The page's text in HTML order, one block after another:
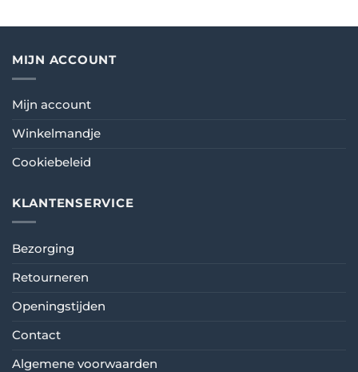
MIJN ACCOUNT
Mijn account
Winkelmandje
Cookiebeleid
KLANTENSERVICE
Bezorging
Retourneren
Openingstijden
Contact
Algemene voorwaarden